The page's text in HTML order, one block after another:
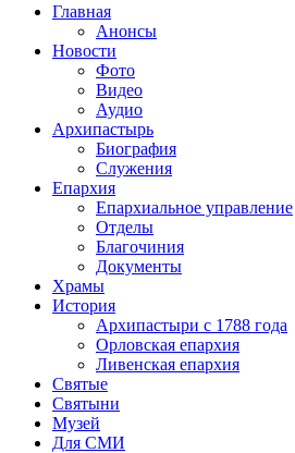
Главная
Анонсы
Новости
Фото
Видео
Аудио
Архипастырь
Биография
Служения
Епархия
Епархиальное управление
Отделы
Благочиния
Документы
Храмы
История
Архипастыри с 1788 года
Орловская епархия
Ливенская епархия
Святые
Святыни
Музей
Для СМИ